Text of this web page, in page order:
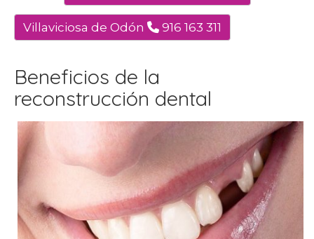
Villaviciosa de Odón 916 163 311
Beneficios de la
reconstrucción dental